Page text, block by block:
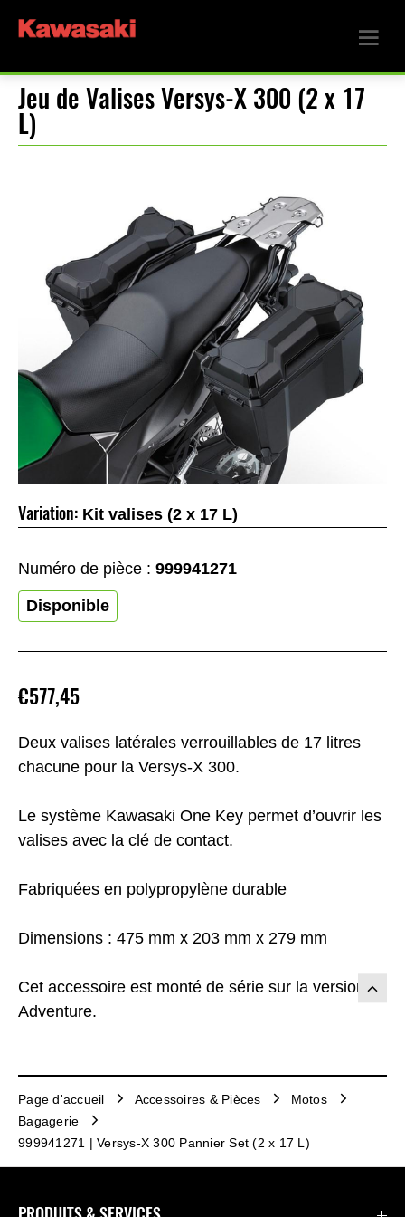
Jeu de Valises Versys-X 300 (2 x 17
L)
Deux valises latérales verrouillables de 17 litres
chacune pour la Versys-X 300.
Le système Kawasaki One Key permet d’ouvrir les
valises avec la clé de contact.
Fabriquées en polypropylène durable
Dimensions : 475 mm x 203 mm x 279 mm
Cet accessoire est monté de série sur la version
Adventure.
€577,45
Variation: Kit valises (2 x 17 L)
Numéro de pièce : 999941271
Disponible
Page d'accueil Accessoires & Pièces
Motos
Bagagerie
999941271 | Versys-X 300 Pannier Set (2 x 17 L)